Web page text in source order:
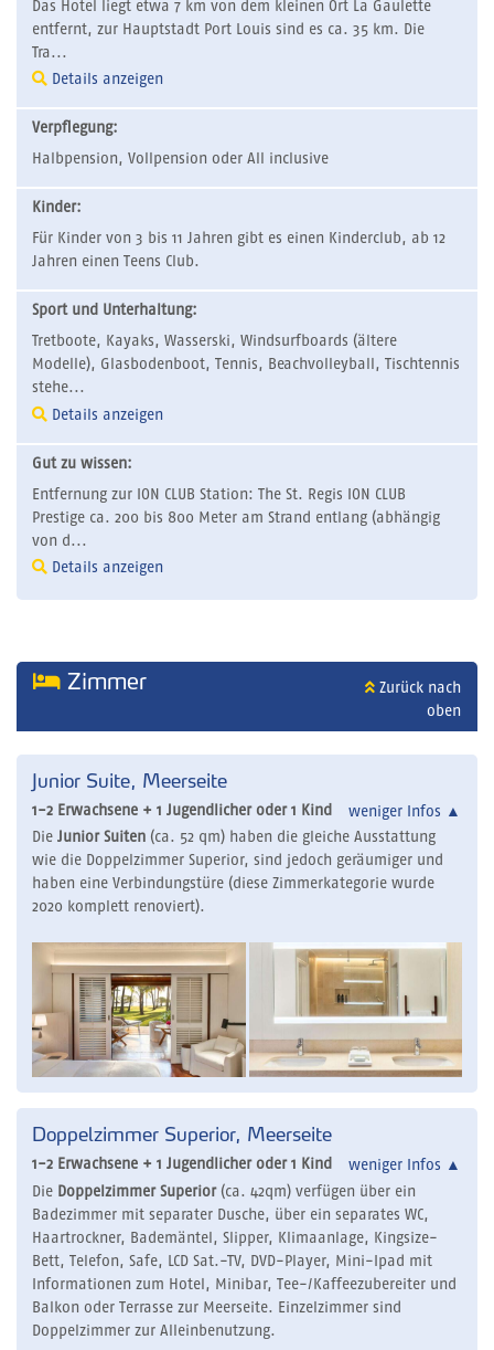
Das Hotel liegt etwa 7 km von dem kleinen Ort La Gaulette
entfernt, zur Hauptstadt Port Louis sind es ca. 35 km. Die
Tra...
Details anzeigen
Verpflegung:
Halbpension, Vollpension oder All inclusive
Kinder:
Für Kinder von 3 bis 11 Jahren gibt es einen Kinderclub, ab 12
Jahren einen Teens Club.
Sport und Unterhaltung:
Tretboote, Kayaks, Wasserski, Windsurfboards (ältere
Modelle), Glasbodenboot, Tennis, Beachvolleyball, Tischtennis
stehe...
Details anzeigen
Gut zu wissen:
Entfernung zur ION CLUB Station: The St. Regis ION CLUB
Prestige ca. 200 bis 800 Meter am Strand entlang (abhängig
von d...
Details anzeigen
Zimmer
Zurück nach
oben
Junior Suite, Meerseite
1-2 Erwachsene + 1 Jugendlicher oder 1 Kind weniger Infos ▲
Die Junior Suiten (ca. 52 qm) haben die gleiche Ausstattung
wie die Doppelzimmer Superior, sind jedoch geräumiger und
haben eine Verbindungstüre (diese Zimmerkategorie wurde
2020 komplett renoviert).
Doppelzimmer Superior, Meerseite
1-2 Erwachsene + 1 Jugendlicher oder 1 Kind weniger Infos ▲
Die Doppelzimmer Superior(ca. 42qm) verfügen über ein
Badezimmer mit separater Dusche, über ein separates WC,
Haartrockner, Bademäntel, Slipper, Klimaanlage, Kingsize-
Bett, Telefon, Safe, LCD Sat.-TV, DVD-Player, Mini-Ipad mit
Informationen zum Hotel, Minibar, Tee-/Kaffeezubereiter und
Balkon oder Terrasse zur Meerseite. Einzelzimmer sind
Doppelzimmer zur Alleinbenutzung.